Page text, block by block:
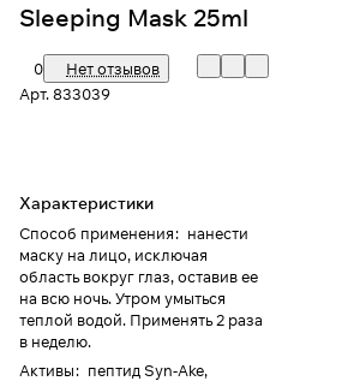
Sleeping Mask 25ml
0
Нет отзывов
Арт.833039
Характеристики
Способ применения: нанести
маску на лицо, исключая
область вокруг глаз, оставив ее
на всю ночь. Утром умыться
теплой водой. Применять 2 раза
в неделю.
Активы: пептид Syn-Ake,